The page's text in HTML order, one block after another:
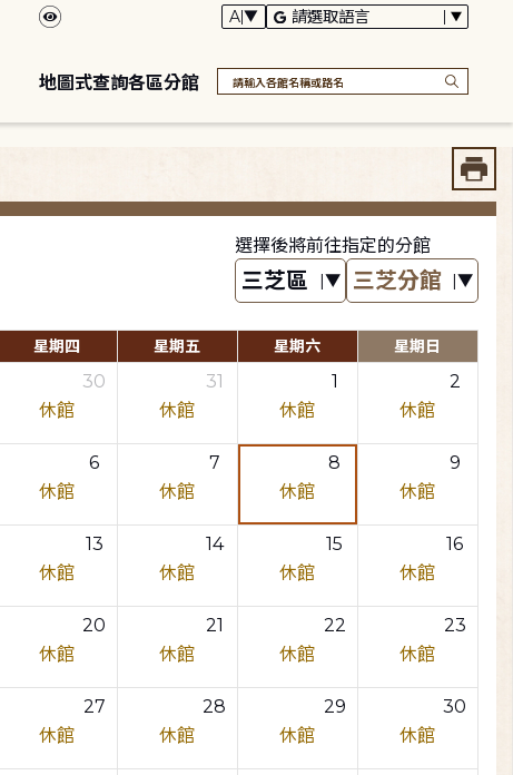
地圖式查詢各區分館
選擇後將前往指定的分館
星期四 星期五 星期六 星期日
30
休館
31
休館
1
休館
2
休館
6
休館
7
休館
8
休館
9
休館
13
休館
14
休館
15
休館
16
休館
20
休館
21
休館
22
休館
23
休館
27
休館
28
休館
29
休館
30
休館